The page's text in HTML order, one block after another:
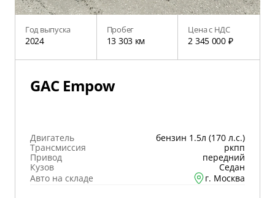
Год выпуска
2024
Пробег
13 303 км
Цена с НДС
2 345 000 ₽
GAC Empow
Двигатель
бензин 1.5л (170 л.с.)
Трансмиссия
ркпп
Привод
передний
Кузов
Седан
Авто на складе
г. Москва